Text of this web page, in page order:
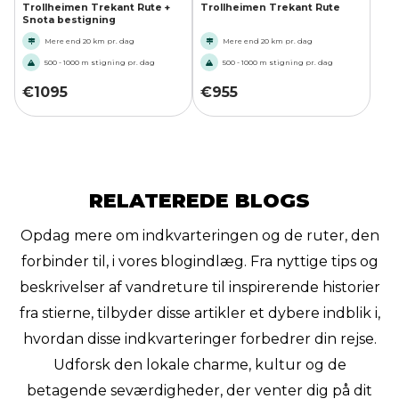
Trollheimen Trekant Rute +
Snota bestigning
Mere end 20 km pr. dag
500 - 1000 m stigning pr. dag
€1095
Trollheimen Trekant Rute
Mere end 20 km pr. dag
500 - 1000 m stigning pr. dag
€955
RELATEREDE BLOGS
Opdag mere om indkvarteringen og de ruter, den
forbinder til, i vores blogindlæg. Fra nyttige tips og
beskrivelser af vandreture til inspirerende historier
fra stierne, tilbyder disse artikler et dybere indblik i,
hvordan disse indkvarteringer forbedrer din rejse.
Udforsk den lokale charme, kultur og de
betagende seværdigheder, der venter dig på dit